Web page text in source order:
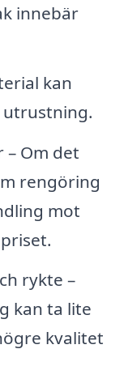
innebär
kan
utrustning.
Om det
rengöring
mot
rykte –
kan ta lite
kvalitet